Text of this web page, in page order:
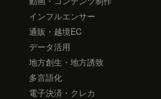
インフルエンサー
通販・越境EC
データ活用
地方創生・地方誘致
多言語化
電子決済・クレカ